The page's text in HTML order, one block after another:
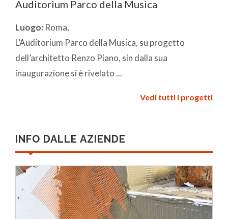
Auditorium Parco della Musica
Luogo: Roma,
L’Auditorium Parco della Musica, su progetto
dell’architetto Renzo Piano, sin dalla sua
inaugurazione si è rivelato ...
Vedi tutti i progetti
INFO DALLE AZIENDE